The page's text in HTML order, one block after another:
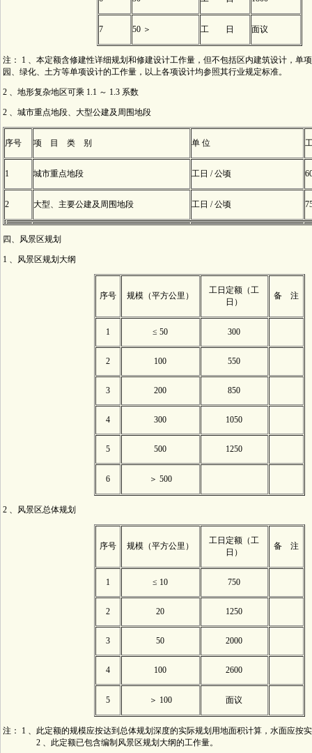
7 50 ＞ 工 日 面议
注： 1 、本定额含修建性详细规划和修建设计工作量，但不包括区内建筑设计，单
园、绿化、土方等单项设计的工作量，以上各项设计均参照其行业规定标准。
2 、地形复杂地区可乘 1.1 ～ 1.3 系数
2 、城市重点地段、大型公建及周围地段
序号 项 目 类 别 单 位
1 城市重点地段 工日 / 公顷
2 大型、主要公建及周围地段 工日 / 公顷
四、风景区规划
1 、风景区规划大纲
序号 规模（平方公里）
工日定额（工
日）
备 注
1 ≤ 50 300
2 100 550
3 200 850
4 300 1050
5 500 1250
6 ＞ 500
2 、风景区总体规划
序号 规模（平方公里）
工日定额（工
日）
备 注
1 ≤ 10 750
2 20 1250
3 50 2000
4 100 2600
5 ＞ 100 面议
注： 1 、此定额的规模应按达到总体规划深度的实际规划用地面积计算，水面应按
2 、此定额已包含编制风景区规划大纲的工作量。